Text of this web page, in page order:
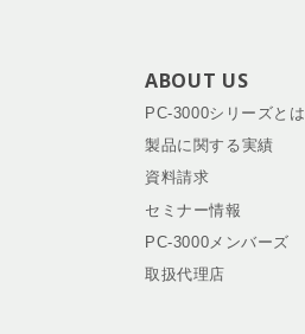
ABOUT US
PC-3000シリーズとは
製品に関する実績
資料請求
セミナー情報
PC-3000メンバーズ
取扱代理店